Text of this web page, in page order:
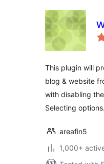
This plugin will
blog & website
with disabling
Selecting options.
areafin5
1,000+